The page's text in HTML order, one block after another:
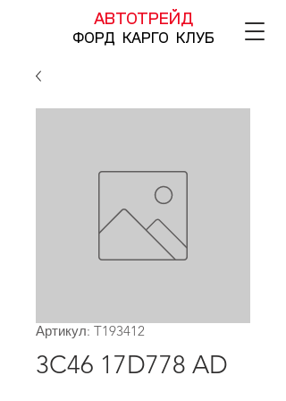
АВТОТРЕЙД
ФОРД КАРГО КЛУБ
Артикул: T193412
3C46 17D778 AD